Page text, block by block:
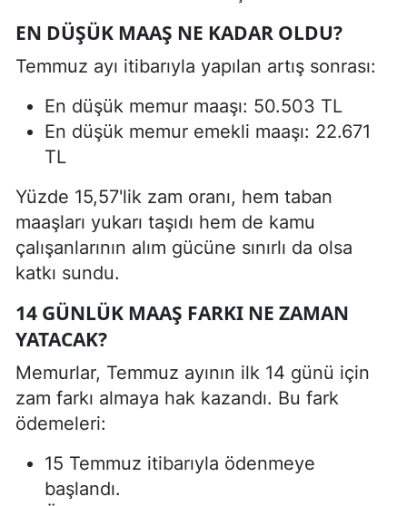
EN DÜŞÜK MAAŞ NE KADAR OLDU?
Temmuz ayı itibarıyla yapılan artış sonrası:
En düşük memur maaşı: 50.503 TL
En düşük memur emekli maaşı: 22.671
TL
Yüzde 15,57'lik zam oranı, hem taban
maaşları yukarı taşıdı hem de kamu
çalışanlarının alım gücüne sınırlı da olsa
katkı sundu.
14 GÜNLÜK MAAŞ FARKI NE ZAMAN
YATACAK?
Memurlar, Temmuz ayının ilk 14 günü için
zam farkı almaya hak kazandı. Bu fark
ödemeleri:
15 Temmuz itibarıyla ödenmeye
başlandı.